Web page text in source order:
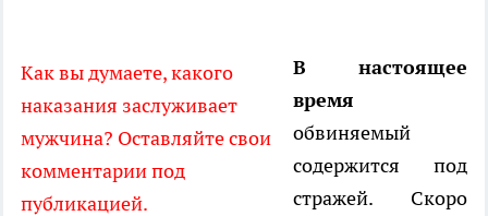
Как вы думаете, какого
наказания заслуживает
мужчина? Оставляйте свои
комментарии под
публикацией.
В настоящее
время
обвиняемый
содержится под
стражей. Скоро